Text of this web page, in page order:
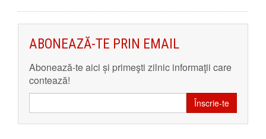
ABONEAZĂ-TE PRIN EMAIL
Abonează-te aici și primeşti zilnic informaţii care
contează!
Înscrie-te